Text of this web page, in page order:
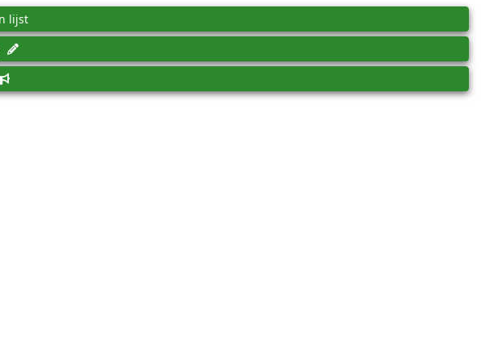
lijst